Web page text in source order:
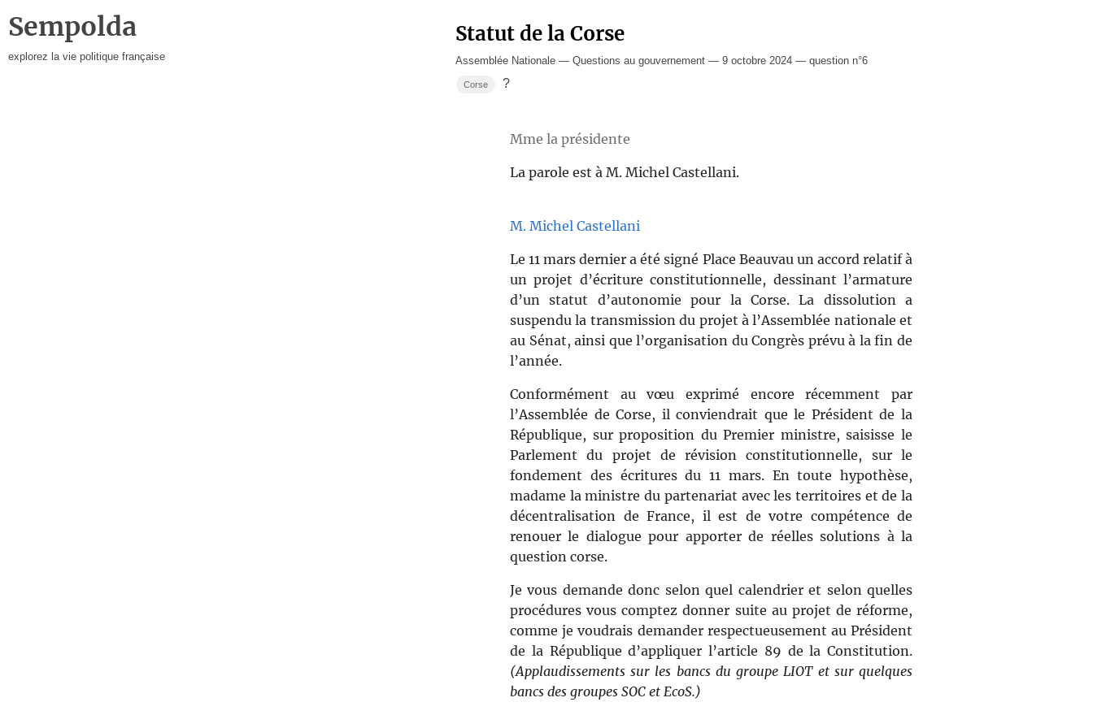
Sempolda
explorez la vie politique française
Statut de la Corse
Assemblée Nationale — Questions au gouvernement — 9 octobre 2024 — question n°6
Corse ?
Mme la présidente
La parole est à M. Michel Castellani.
M. Michel Castellani
Le 11 mars dernier a été signé Place Beauvau un accord relatif à
un projet d’écriture constitutionnelle, dessinant l’armature
d’un statut d’autonomie pour la Corse. La dissolution a
suspendu la transmission du projet à l’Assemblée nationale et
au Sénat, ainsi que l’organisation du Congrès prévu à la fin de
l’année.
Conformément au vœu exprimé encore récemment par
l’Assemblée de Corse, il conviendrait que le Président de la
République, sur proposition du Premier ministre, saisisse le
Parlement du projet de révision constitutionnelle, sur le
fondement des écritures du 11 mars. En toute hypothèse,
madame la ministre du partenariat avec les territoires et de la
décentralisation de France, il est de votre compétence de
renouer le dialogue pour apporter de réelles solutions à la
question corse.
Je vous demande donc selon quel calendrier et selon quelles
procédures vous comptez donner suite au projet de réforme,
comme je voudrais demander respectueusement au Président
de la République d’appliquer l’article 89 de la Constitution.
(Applaudissements sur les bancs du groupe LIOT et sur quelques
bancs des groupes SOC et EcoS.)